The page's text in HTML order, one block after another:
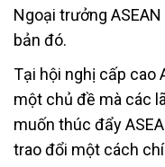
Ngoại trưởng
bản đó.
Tại hội nghị cấp cao
một chủ đề mà các
muốn thúc đẩy
trao đổi một cách